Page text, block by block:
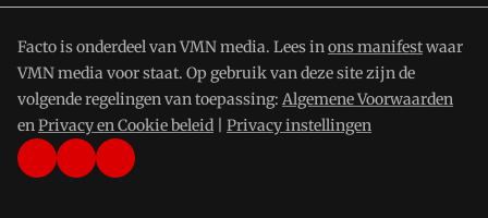
Facto is onderdeel van VMN media. Lees inons manifestwaar
VMN media voor staat. Op gebruik van deze site zijn de
volgende regelingen van toepassing: Algemene Voorwaarden
enPrivacy en Cookie beleid Privacy instellingen